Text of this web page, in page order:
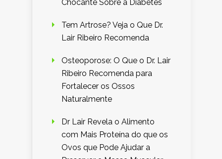
Chocante Sobre a Diabetes
Tem Artrose? Veja o Que Dr.
Lair Ribeiro Recomenda
Osteoporose: O Que o Dr. Lair
Ribeiro Recomenda para
Fortalecer os Ossos
Naturalmente
Dr Lair Revela o Alimento
com Mais Proteína do que os
Ovos que Pode Ajudar a